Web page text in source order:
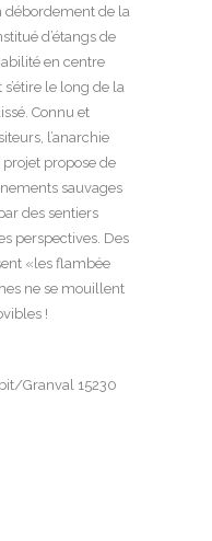
débordement de la
d’étangs de
en centre
le long de la
Connu et
l’anarchie
projet propose de
sauvages
des sentiers
perspectives. Des
«les flambée
ne se mouillent
!
Granval 15230